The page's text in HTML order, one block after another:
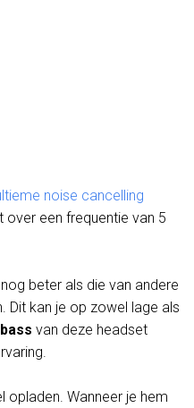
noise cancelling
over een frequentie van 5
beter als die van andere
Dit kan je op zowel lage als
van deze headset
opladen. Wanneer je hem